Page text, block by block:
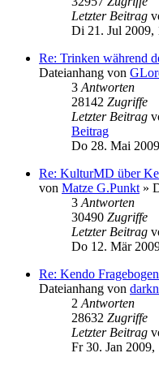
Letzter Beitrag
Di 21. Jul 2009,
Re: Trinken während
Dateianhang von
3 Antworten
28142 Zugriffe
Letzter Beitrag
Beitrag
Do 28. Mai
Re: KulturMD über
von Matze G.Punkt »
3 Antworten
30490 Zugriffe
Letzter Beitrag
Do 12. Mär
Re: Kendo
Dateianhang von
2 Antworten
28632 Zugriffe
Letzter Beitrag
Fr 30. Jan 2009,